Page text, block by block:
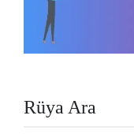
Rüya Ara